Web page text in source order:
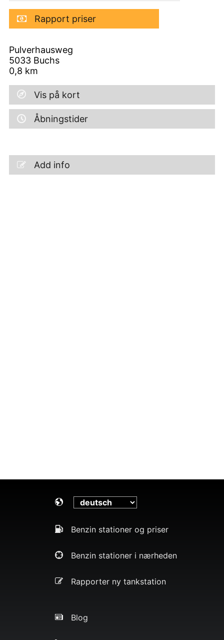
Rapport priser
Pulverhausweg
5033 Buchs
0,8 km
Vis på kort
Åbningstider
Add info
Benzin stationer og priser
Benzin stationer i nærheden
Rapporter ny tankstation
Blog